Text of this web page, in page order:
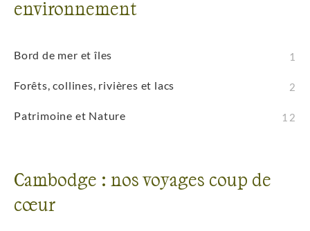
multiplie par 10 sa superficie en période de
environnement
Bord de mer et îles 1
Forêts, collines, rivières et lacs 2
Patrimoine et Nature 12
Cambodge : nos voyages coup de
cœur